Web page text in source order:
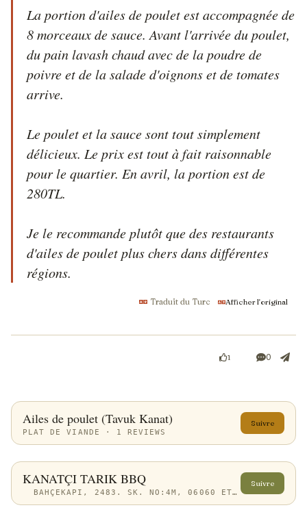
La portion d'ailes de poulet est accompagnée de
8 morceaux de sauce. Avant l'arrivée du poulet,
du pain lavash chaud avec de la poudre de
poivre et de la salade d'oignons et de tomates
arrive.
Le poulet et la sauce sont tout simplement
délicieux. Le prix est tout à fait raisonnable
pour le quartier. En avril, la portion est de
280TL.
Je le recommande plutôt que des restaurants
d'ailes de poulet plus chers dans différentes
régions.
Traduit du Turc Afficher l'original
1 0
Ailes de poulet (Tavuk Kanat)
PLAT DE VIANDE · 1 REVIEWS
Suivre
KANATÇI TARIK BBQ
BAHÇEKAPI, 2483. SK. NO:4M, 06060 ETIMESGUT/ANKARA, TÜRKIYE
Suivre